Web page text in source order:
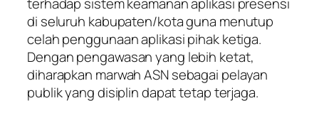
di seluruh kabupaten/kota guna menutup
celah penggunaan aplikasi pihak ketiga.
Dengan pengawasan yang lebih ketat,
diharapkan marwah ASN sebagai pelayan
publik yang disiplin dapat tetap terjaga.